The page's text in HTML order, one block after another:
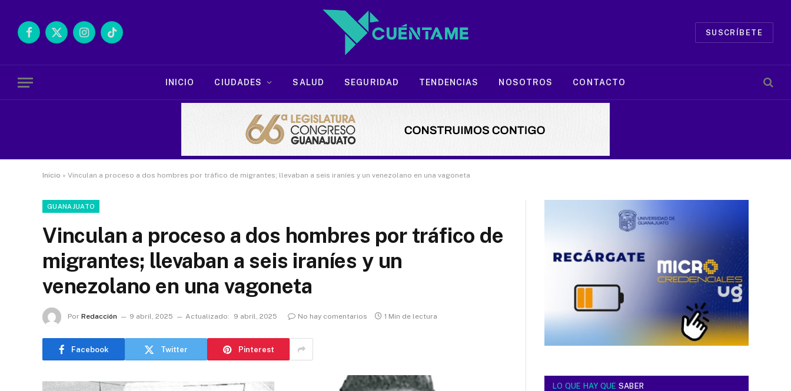
Facebook
X
InstagramTikTok
SUSCRÍBETE
INICIO CIUDADES SALUD SEGURIDAD TENDENCIAS NOSOTROS CONTACTO
Inicio » Vinculan a proceso a dos hombres por tráfico de migrantes; llevaban a seis iraníes y un venezolano en una vagoneta
GUANAJUATO
Vinculan a proceso a dos hombres por tráfico de
migrantes; llevaban a seis iraníes y un
venezolano en una vagoneta
Por Redacción 9 abril, 2025 Actualizado: 9 abril, 2025 No hay comentarios 1 Min de lectura
Facebook Twitter Pinterest
LO QUE HAY QUE SABER